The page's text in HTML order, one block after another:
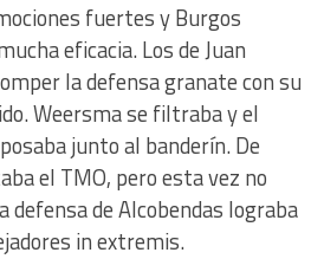
fuertes y Burgos
eficacia. Los de Juan
la defensa granate con su
Weersma se filtraba y el
junto al banderín. De
el TMO, pero esta vez no
defensa de Alcobendas lograba
in extremis.